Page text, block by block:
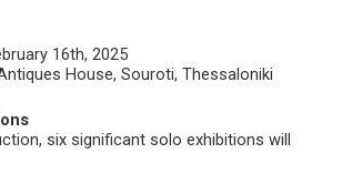
16th, 2025
House, Souroti, Thessaloniki
six significant solo exhibitions will